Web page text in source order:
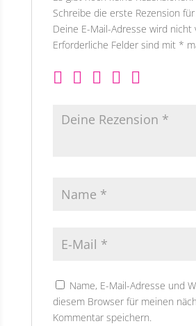
Schreibe die erste Rezension für
Deine E-Mail-Adresse wird nicht
Erforderliche Felder sind mit *
Name, E-Mail-Adresse und
diesem Browser für meinen
Kommentar speichern.